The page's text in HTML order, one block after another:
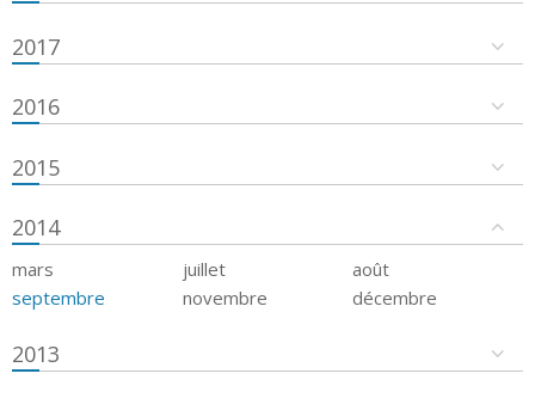
2017
2016
2015
2014
mars juillet
août
septembre
novembre décembre
2013